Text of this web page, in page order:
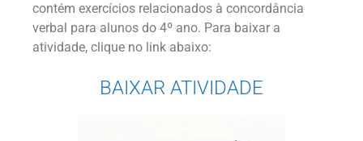
contém exercícios relacionados à concordância
verbal para alunos do 4º ano. Para baixar a
atividade, clique no link abaixo:
BAIXAR ATIVIDADE